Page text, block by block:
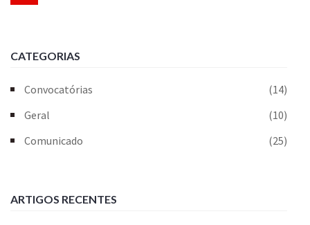
CATEGORIAS
Convocatórias
(14)
Geral
(10)
Comunicado
(25)
ARTIGOS RECENTES